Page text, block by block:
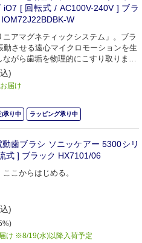
iO7 [ 回転式 / AC100V-240V ] ブラ
W
ニアマグネティックシステム」。ブラ
動させる遠心マイクロモーションを生
がら歯垢を物理的にこすり取りま
)
届け
承り中 ラッピング承り中
動歯ブラシ ソニッケアー 5300シリ
式 ] ブラック HX7101/06
こからはじめる。
)
け ※8/19(水)以降入荷予定